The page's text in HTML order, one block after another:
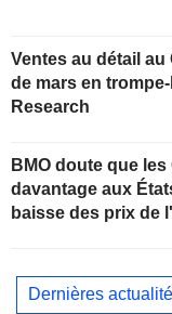
Ventes au détail
de mars en
Research
BMO doute que
davantage aux
baisse des prix de
Dernières